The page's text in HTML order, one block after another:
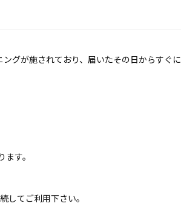
グが施されており、届いたその日からすぐに
す。
してご利用下さい。